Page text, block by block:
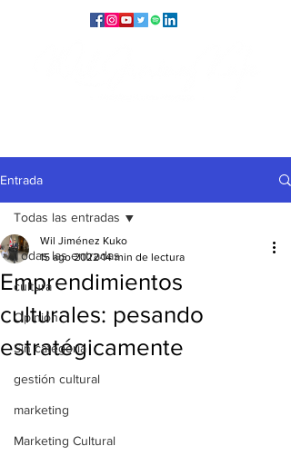
Entrada
Todas las entradas
cultura
Opinión
Sin categoría
gestión cultural
marketing
Marketing Cultural
Todas las entradas
Emprendimientos
culturales: pesando
estratégicamente
Wil Jiménez Kuko
15 ago 2022 14 min de lectura